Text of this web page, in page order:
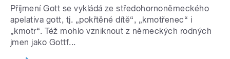
Příjmení Gott se vykládá ze středohornoněmeckého
apelativa gott, tj. „pokřtěné dítě“, „kmotřenec“ i
„kmotr“. Též mohlo vzniknout z německých rodných
jmen jako Gottf...